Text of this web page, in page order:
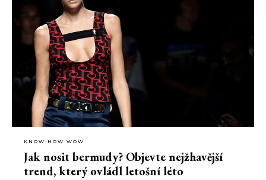
KNOW HOW WOW
Jak nosit bermudy? Objevte nejžhavější
trend, který ovládl letošní léto